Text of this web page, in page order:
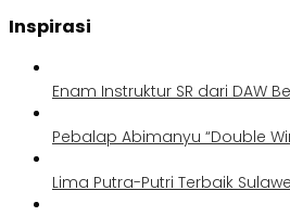
Inspirasi
Enam Instruktur SR dari DAW
Pebalap Abimanyu “Double
Lima Putra-Putri Terbaik